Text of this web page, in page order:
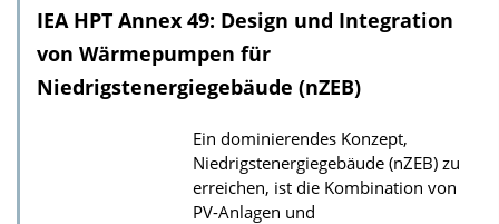
n
l
o
d
s
z
IEA HPT Annex 49: Design und Integration
von Wärmepumpen für
Niedrigstenergiegebäude (nZEB)
Ein dominierendes Konzept,
Niedrigstenergiegebäude (nZEB) zu
erreichen, ist die Kombination von
PV-Anlagen und